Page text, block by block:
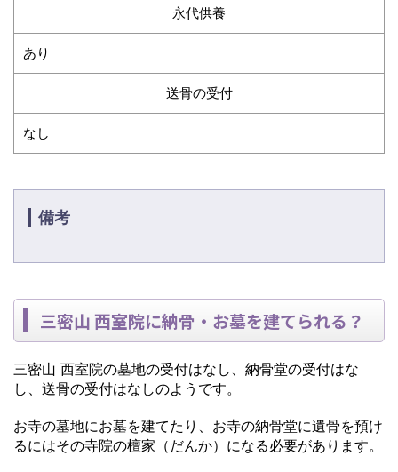
永代供養
あり
送骨の受付
なし
備考
三密山 西室院に納骨・お墓を建てられる？
三密山 西室院の墓地の受付はなし、納骨堂の受付はな
し、送骨の受付はなしのようです。
お寺の墓地にお墓を建てたり、お寺の納骨堂に遺骨を預け
るにはその寺院の檀家（だんか）になる必要があります。